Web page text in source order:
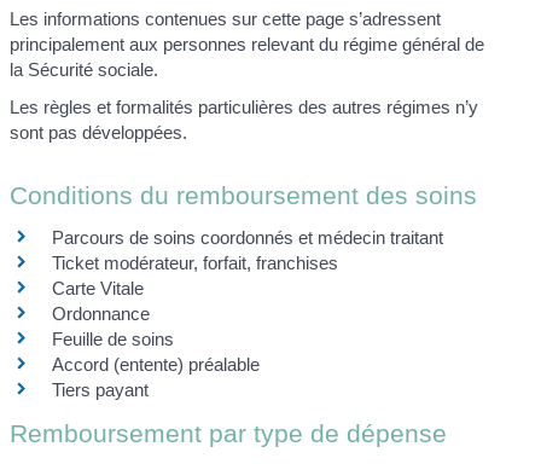
Les informations contenues sur cette page s’adressent
principalement aux personnes relevant du régime général de
la Sécurité sociale.
Les règles et formalités particulières des autres régimes n’y
sont pas développées.
Conditions du remboursement des soins
Parcours de soins coordonnés et médecin traitant
Ticket modérateur, forfait, franchises
Carte Vitale
Ordonnance
Feuille de soins
Accord (entente) préalable
Tiers payant
Remboursement par type de dépense